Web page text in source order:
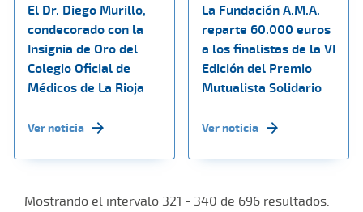
El Dr. Diego Murillo,
condecorado con la
Insignia de Oro del
Colegio Oficial de
Médicos de La Rioja
Ver noticia
La Fundación A.M.A.
reparte 60.000 euros
a los finalistas de la VI
Edición del Premio
Mutualista Solidario
Ver noticia
Mostrando el intervalo 321 - 340 de 696 resultados.